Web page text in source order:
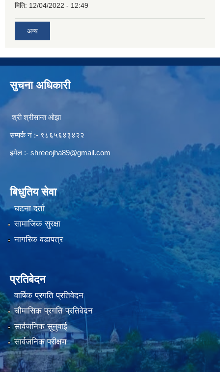
मिति: 12/04/2022 - 12:49
अन्य
सुचना अधिकारी
श्री श्रीसान्त ओझा
सम्पर्क नं :- ९८६५६४३४२२
इमेल :- shreeojha89@gmail.com
बिधुतिय सेवा
घटना दर्ता
सामाजिक सुरक्षा
नागरिक वडापत्र
प्रतिबेदन
वार्षिक प्रगति प्रतिवेदन
चौमासिक प्रगति प्रतिवेदन
सार्वजनिक सुनुवाई
सार्वजनिक परीक्षण